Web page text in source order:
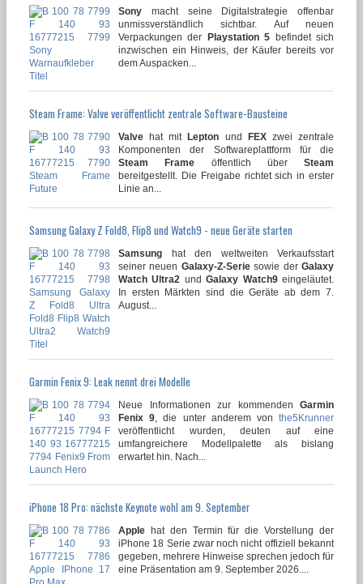
Sony macht seine Digitalstrategie offenbar
unmissverständlich sichtbar. Auf neuen
Verpackungen der Playstation 5 befindet sich
inzwischen ein Hinweis, der Käufer bereits vor
dem Auspacken...
Steam Frame: Valve veröffentlicht zentrale Software-Bausteine
Valve hat mitLepton und FEXzwei zentrale
Komponenten der Softwareplattform für die
Steam Frame öffentlich über Steam
bereitgestellt. Die Freigabe richtet sich in erster
Linie an...
Samsung Galaxy Z Fold8, Flip8 und Watch9 - neue Geräte starten
Samsung hat den weltweiten Verkaufsstart
seiner neuen Galaxy-Z-Seriesowie derGalaxy
Watch Ultra2 undGalaxy Watch9eingeläutet.
In ersten Märkten sind die Geräte ab dem 7.
August...
Garmin Fenix 9: Leak nennt drei Modelle
Neue Informationen zur kommenden Garmin
Fenix 9 , die unter anderem vonthe5Krunner
veröffentlicht wurden, deuten auf eine
umfangreichere Modellpalette als bislang
erwartet hin. Nach...
iPhone 18 Pro: nächste Keynote wohl am 9. September
Apple hat den Termin für die Vorstellung der
iPhone 18 Serie zwar noch nicht offiziell bekannt
gegeben, mehrere Hinweise sprechen jedoch für
eine Präsentation am 9. September 2026....